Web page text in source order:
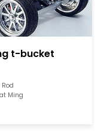
t-bucket
Rod
Ming